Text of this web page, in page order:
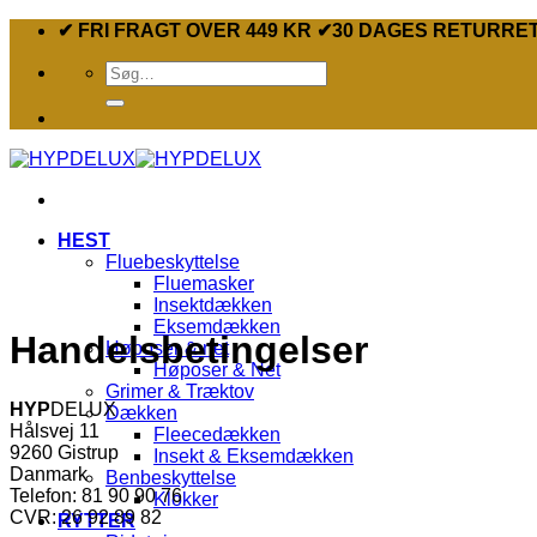
Fortsæt
indhold
✔ FRI FRAGT OVER 449 KR ✔30 DAGES
Søg
efter:
HEST
Fluebeskyttelse
Fluemasker
Insektdækken
Eksemdækken
Høposer & net
Høposer & Net
Grimer & Træktov
Dækken
Fleecedækken
Insekt & Eksemdækken
Benbeskyttelse
Klokker
RYTTER
Handelsbetingelser
HYPDELUX
Hålsvej 11
9260 Gistrup
Danmark
Telefon: 81 90 90 76
CVR: 26 92 89 82